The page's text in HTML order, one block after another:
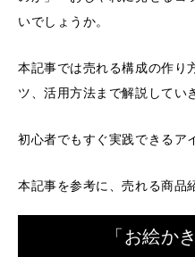
いでしょうか。
本記事では売れる構成の作り
ツ、活用方法まで解説してい
初心者でもすぐ実践できるア
本記事を参考に、売れる商品
「お絵か